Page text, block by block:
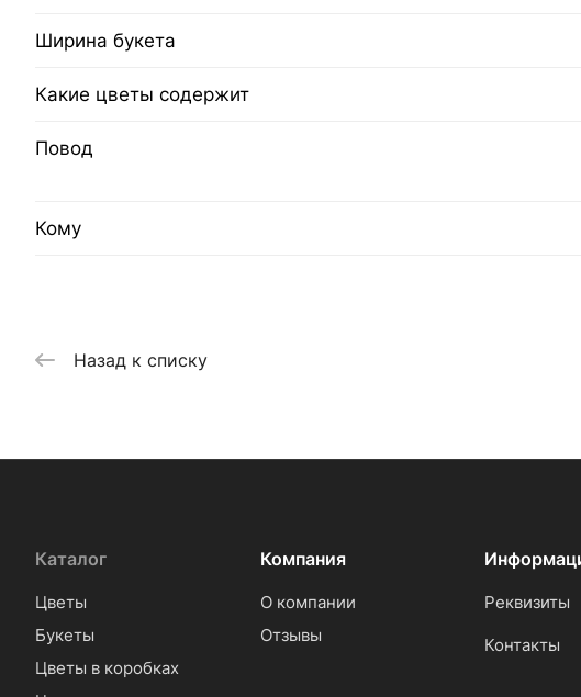
Ширина букета
Какие цветы содержит
Повод
Кому
Назад к списку
Каталог
Цветы
Букеты
Цветы в коробках
Компания
О компании
Отзывы
Реквизиты
Контакты